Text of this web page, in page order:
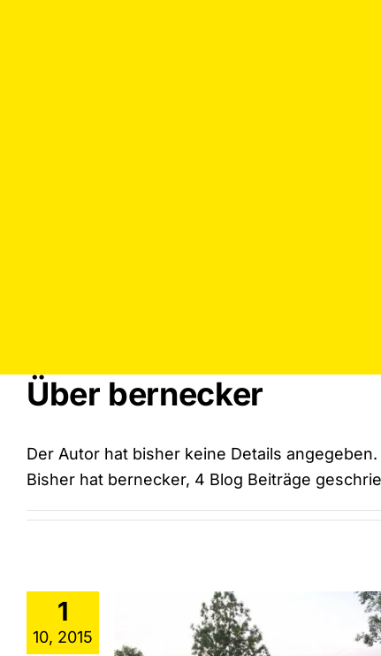
Über bernecker
Der Autor hat bisher keine Details angegeben.
Bisher hat bernecker, 4 Blog Beiträge
1
10, 2015